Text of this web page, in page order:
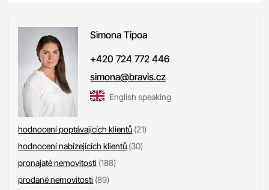
SimonaTipoa
+420 724 772 446
simona@bravis.cz
English speaking
hodnocení poptávajících klientů (21)
hodnocení nabízejících klientů (30)
pronajaté nemovitosti (188)
prodané nemovitosti (89)